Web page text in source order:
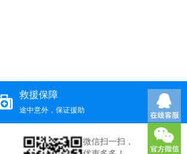
救援保障
途中意外，保证援助
微信扫一扫，